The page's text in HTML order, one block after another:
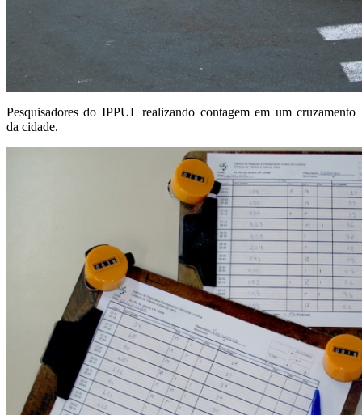
Pesquisadores do IPPUL realizando contagem em um cruzamento
da cidade.